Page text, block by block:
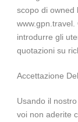
scopo di owned
www.gpn.travel.
introdurre gli
quotazioni su
Accettazione
Usando il
voi non aderite